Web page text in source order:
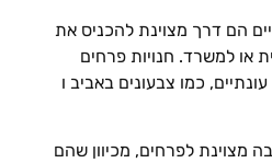
הם דרך מצוינת להכניס את
או למשרד. חנויות פרחים
כמו צבעונים באביב ו
מצוינת לפרחים, מכיוון שהם